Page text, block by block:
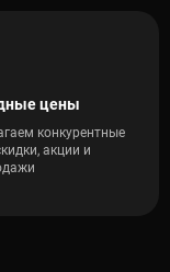
цены
конкурентные
акции и